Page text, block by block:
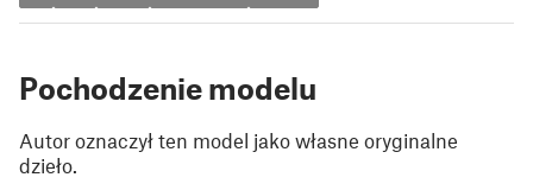
Pochodzenie modelu
Autor oznaczył ten model jako własne oryginalne
dzieło.